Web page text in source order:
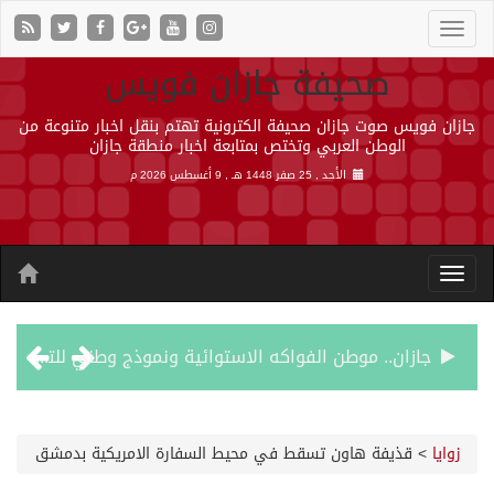
صحيفة جازان فويس
جازان فويس صوت جازان صحيفة الكترونية تهتم بنقل اخبار متنوعة من
الوطن العربي وتختص بمتابعة اخبار منطقة جازان
الأحد , 25 صفر 1448 هـ , 9 أغسطس 2026 م
جازان.. موطن الفواكه الاستوائية ونموذج وطني للتنمية الزراعية المستدامة
زوايا > قذيفة هاون تسقط في محيط السفارة الامريكية بدمشق